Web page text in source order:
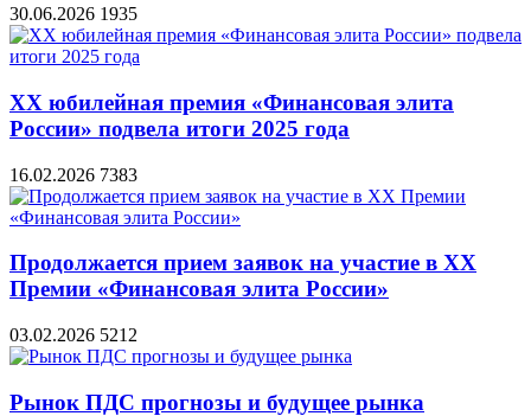
30.06.2026 1935
XX юбилейная премия «Финансовая элита
России» подвела итоги 2025 года
16.02.2026 7383
Продолжается прием заявок на участие в XX
Премии «Финансовая элита России»
03.02.2026 5212
Рынок ПДС прогнозы и будущее рынка